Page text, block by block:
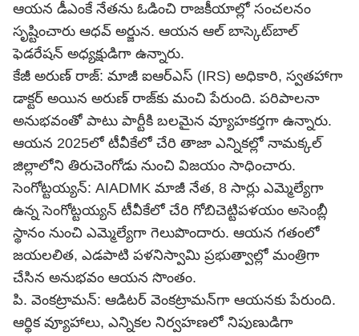
ఆయన డీఎంకే నేతను ఓడించి రాజకీయాల్లో సంచలనం
సృష్టించారు ఆధవ్ అర్జున. ఆయన ఆల్ బాస్కెట్‌బాల్
ఫెడరేషన్ అధ్యక్షుడిగా ఉన్నారు.
కేజీ అరుణ్ రాజ్: మాజీ ఐఆర్ఎస్ (IRS) అధికారి, స్వతహాగా
డాక్టర్ అయిన అరుణ్ రాజ్‌కు మంచి పేరుంది. పరిపాలనా
అనుభవంతో పాటు పార్టీకి బలమైన వ్యూహకర్తగా ఉన్నారు.
ఆయన 2025లో టీవీకేలో చేరి తాజా ఎన్నికల్లో నామక్కల్
జిల్లాలోని తిరుచెంగోడు నుంచి విజయం సాధించారు.
సెంగోట్టయ్యన్: AIADMK మాజీ నేత, 8 సార్లు ఎమ్మెల్యేగా
ఉన్న సెంగోట్టయ్యన్ టీవీకేలో చేరి గోబిచెట్టిపళయం అసెంబ్లీ
స్థానం నుంచి ఎమ్మెల్యేగా గెలుపొందారు. ఆయన గతంలో
జయలలిత, ఎడపాటి పళనిస్వామి ప్రభుత్వాల్లో మంత్రిగా
చేసిన అనుభవం ఆయన సొంతం.
పి. వెంకట్రామన్: ఆడిటర్ వెంకట్రామన్‌గా ఆయనకు పేరుంది.
ఆర్థిక వ్యూహాలు, ఎన్నికల నిర్వహణలో నిపుణుడిగా